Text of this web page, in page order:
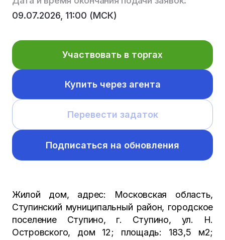
09.07.2026, 11:00 (МСК)
Участвовать в торгах
Купить через агента
Перевести задаток
Подписаться на обновления
Жилой дом, адрес: Московская область,
Ступинский муниципальный район, городское
поселение Ступино, г. Ступино, ул. Н.
Островского, дом 12; площадь: 183,5 м2;